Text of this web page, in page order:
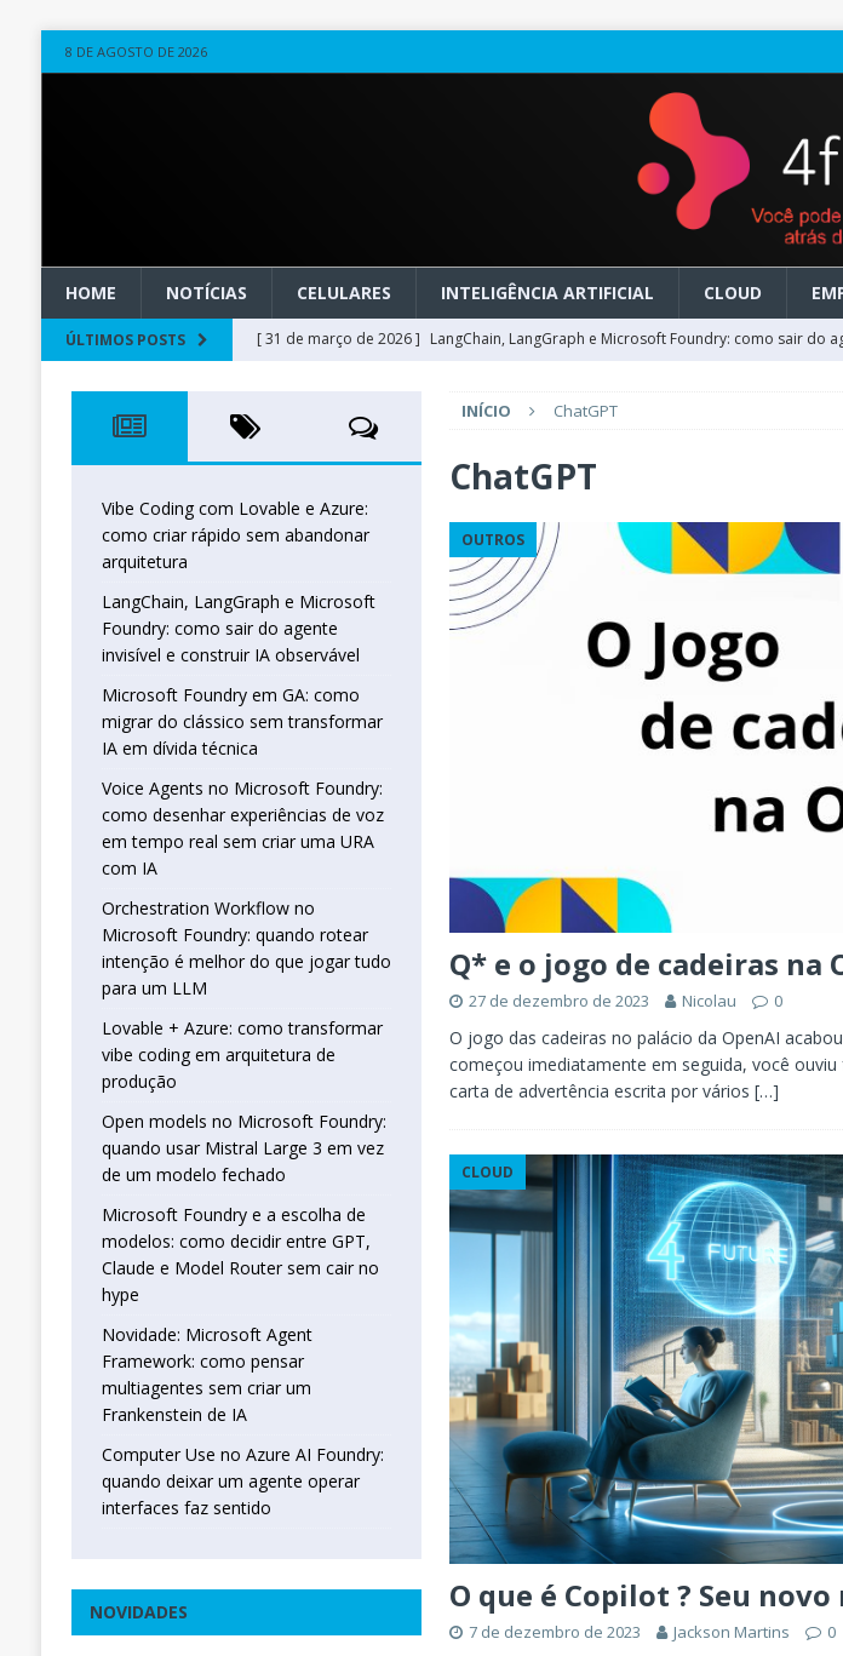
8 DE AGOSTO DE 2026
HOME NOTÍCIAS CELULARES INTELIGÊNCIA ARTIFICIAL CLOUD
ÚLTIMOS POSTS [ 31 de março de 2026 ] LangChain, LangGraph e Microsoft Foundry: como sair do
[ 20 de março de 2026 ]
Microsoft Foundry em GA: como migrar do clássico sem
técnica
INTELIGÊNCIA ARTIFICIAL
[ 27 de fevereiro de 2026 ]
real sem criar uma URA com IA
INTELIGÊNCIA ARTIFICIAL
Orchestration Workflow no Microsoft Foundry: quando
que jogar tudo para um LLM
INTELIGÊNCIA ARTIFICIAL
[ 25 de abril de 2026 ]
Vibe Coding com Lovable e Azure: como criar rápido sem
INÍCIO ChatGPT
ChatGPT
OUTROS
Q* e o jogo de cadeiras na
27 de dezembro de 2023 Nicolau 0
O jogo das cadeiras no palácio da OpenAI
começou imediatamente em seguida, você
carta de advertência escrita por vários[…]
CLOUD
O que é Copilot ? Seu
7 de dezembro de 2023 Jackson Martins 0
Vibe Coding com Lovable e Azure:
como criar rápido sem abandonar
arquitetura
LangChain, LangGraph e Microsoft
Foundry: como sair do agente
invisível e construir IA observável
Microsoft Foundry em GA: como
migrar do clássico sem transformar
IA em dívida técnica
Voice Agents no Microsoft Foundry:
como desenhar experiências de voz
em tempo real sem criar uma URA
com IA
Orchestration Workflow no
Microsoft Foundry: quando rotear
intenção é melhor do que jogar tudo
para um LLM
Lovable + Azure: como transformar
vibe coding em arquitetura de
produção
Open models no Microsoft Foundry:
quando usar Mistral Large 3 em vez
de um modelo fechado
Microsoft Foundry e a escolha de
modelos: como decidir entre GPT,
Claude e Model Router sem cair no
hype
Novidade: Microsoft Agent
Framework: como pensar
multiagentes sem criar um
Frankenstein de IA
Computer Use no Azure AI Foundry:
quando deixar um agente operar
interfaces faz sentido
NOVIDADES